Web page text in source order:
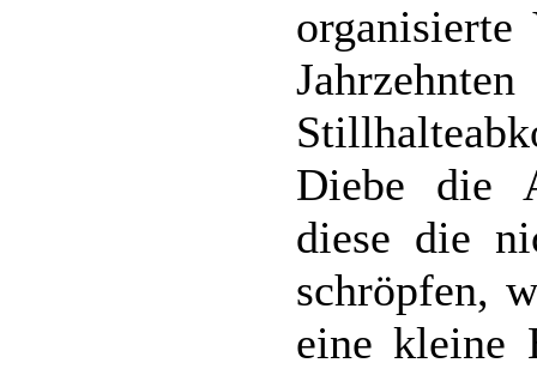
organisierte
Diebe die
diese die
schröpfen,
eine kleine